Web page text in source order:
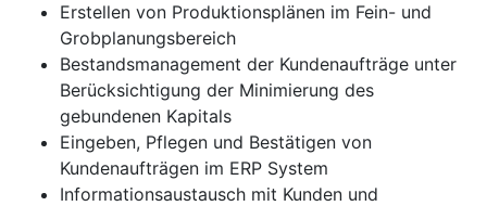
Erstellen von Produktionsplänen im Fein- und
Grobplanungsbereich
Bestandsmanagement der Kundenaufträge unter
Berücksichtigung der Minimierung des
gebundenen Kapitals
Eingeben, Pflegen und Bestätigen von
Kundenaufträgen im ERP System
Informationsaustausch mit Kunden und